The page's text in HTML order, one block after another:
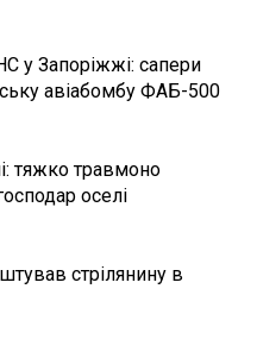
у Запоріжжі: сапери
авіабомбу ФАБ-500
тяжко травмоно
оселі
стрілянину в